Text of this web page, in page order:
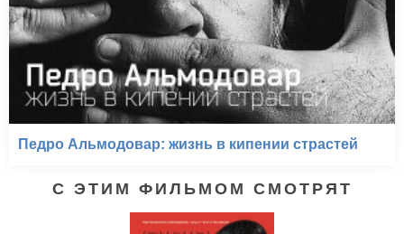
Педро Альмодовар: жизнь в кипении страстей
С ЭТИМ ФИЛЬМОМ СМОТРЯТ